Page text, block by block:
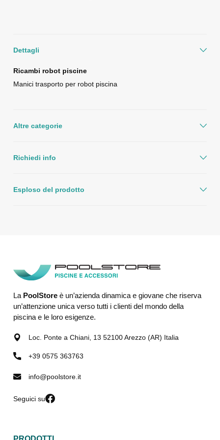
Dettagli
Ricambi robot piscine
Manici trasporto per robot piscina
Altre categorie
Richiedi info
Esploso del prodotto
La PoolStoreè un’azienda dinamica e giovane che riserva
un’attenzione unica verso tutti i clienti del mondo della
piscina e le loro esigenze.
Loc. Ponte a Chiani, 13 52100 Arezzo (AR) Italia
+39 0575 363763
info@poolstore.it
Seguici su